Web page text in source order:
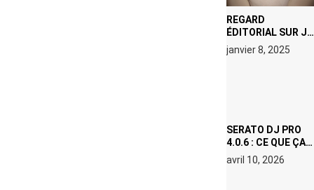
REGARD
ÉDITORIAL SUR JE
M’APPELLE TIM
(NETFLIX) : AVICII,
janvier 8, 2025
SERATO DJ PRO
4.0.6 : CE QUE ÇA
CHANGE, MÊME SI
VOUS N’ÊTES NI
avril 10, 2026